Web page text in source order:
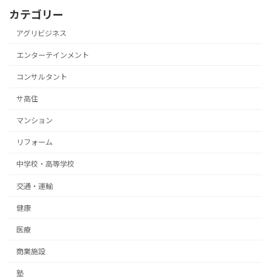
カテゴリー
アグリビジネス
エンターテインメント
コンサルタント
サ高住
マンション
リフォーム
中学校・高等学校
交通・運輸
健康
医療
商業施設
塾